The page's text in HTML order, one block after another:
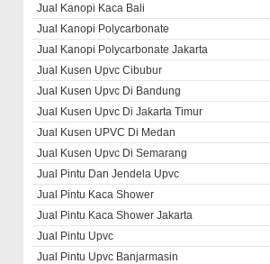
Jual Kanopi Kaca Bali
Jual Kanopi Polycarbonate
Jual Kanopi Polycarbonate Jakarta
Jual Kusen Upvc Cibubur
Jual Kusen Upvc Di Bandung
Jual Kusen Upvc Di Jakarta Timur
Jual Kusen UPVC Di Medan
Jual Kusen Upvc Di Semarang
Jual Pintu Dan Jendela Upvc
Jual Pintu Kaca Shower
Jual Pintu Kaca Shower Jakarta
Jual Pintu Upvc
Jual Pintu Upvc Banjarmasin